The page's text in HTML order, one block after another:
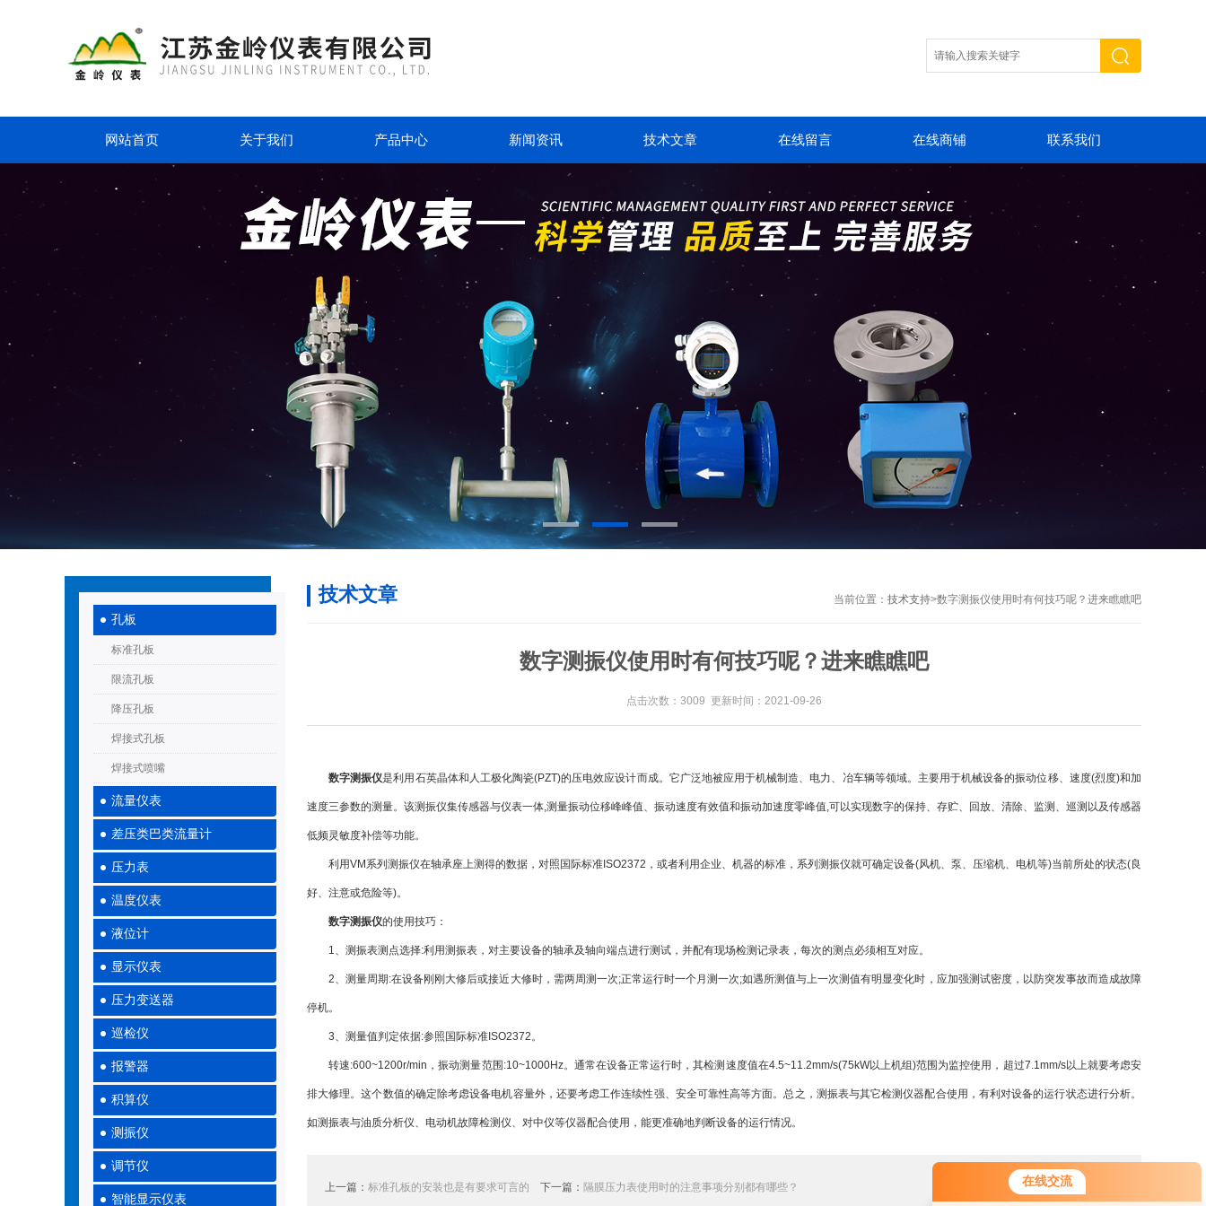
在线交流
网站首页 关于我们 产品中心 新闻资讯 技术文章 在线留言 在线商铺 联系我们
孔板
标准孔板
限流孔板
降压孔板
焊接式孔板
焊接式喷嘴
流量仪表
差压类巴类流量计
压力表
温度仪表
液位计
显示仪表
压力变送器
巡检仪
报警器
积算仪
测振仪
调节仪
智能显示仪表
当前位置： 技术支持>数字测振仪使用时有何技巧呢？进来瞧瞧吧
技术文章
数字测振仪使用时有何技巧呢？进来瞧瞧吧
点击次数：3009 更新时间：2021-09-26
数字测振仪是利用石英晶体和人工极化陶瓷(PZT)的压电效应设计而成。它广泛地被应用于机械制造、电力、冶车辆等领域。主要用于机械设备的振动位移、速度(烈度)和加
速度三参数的测量。该测振仪集传感器与仪表一体,测量振动位移峰峰值、振动速度有效值和振动加速度零峰值,可以实现数字的保持、存贮、回放、清除、监测、巡测以及传感器
低频灵敏度补偿等功能。
利用VM系列测振仪在轴承座上测得的数据，对照国际标准ISO2372，或者利用企业、机器的标准，系列测振仪就可确定设备(风机、泵、压缩机、电机等)当前所处的状态(良
好、注意或危险等)。
数字测振仪的使用技巧：
1、测振表测点选择:利用测振表，对主要设备的轴承及轴向端点进行测试，并配有现场检测记录表，每次的测点必须相互对应。
2、测量周期:在设备刚刚大修后或接近大修时，需两周测一次;正常运行时一个月测一次;如遇所测值与上一次测值有明显变化时，应加强测试密度，以防突发事故而造成故障
停机。
3、测量值判定依据:参照国际标准ISO2372。
转速:600~1200r/min，振动测量范围:10~1000Hz。通常在设备正常运行时，其检测速度值在4.5~11.2mm/s(75kW以上机组)范围为监控使用，超过7.1mm/s以上就要考虑安
排大修理。这个数值的确定除考虑设备电机容量外，还要考虑工作连续性强、安全可靠性高等方面。总之，测振表与其它检测仪器配合使用，有利对设备的运行状态进行分析。
如测振表与油质分析仪、电动机故障检测仪、对中仪等仪器配合使用，能更准确地判断设备的运行情况。
上一篇： 标准孔板的安装也是有要求可言的 下一篇： 隔膜压力表使用时的注意事项分别都有哪些？